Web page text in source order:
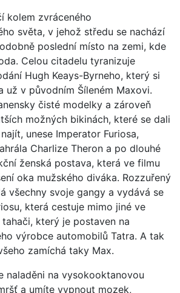
kolem zvráceného
světa, v jehož středu se nachází
poslední místo na zemi, kde
Celou citadelu tyranizuje
Hugh Keays-Byrneho, který si
už v původním Šíleném Maxovi.
čisté modelky a zároveň
možných bikinách, které se dali
unese Imperator Furiosa,
Charlize Theron a po dlouhé
ženská postava, která ve filmu
oka mužského diváka. Rozzuřený
všechny svoje gangy a vydává se
která cestuje mimo jiné ve
který je postaven na
výrobce automobilů Tatra. A tak
zamíchá taky Max.
naladěni na vysokooktanovou
a umíte vypnout mozek,